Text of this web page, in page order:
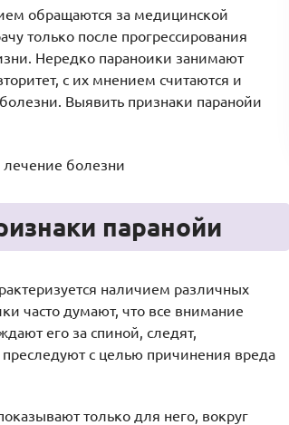
обращаются за медицинской
только после прогрессирования
Нередко параноики занимают
с их мнением считаются и
Выявить признаки паранойи
паранойи
наличием различных
часто думают, что все внимание
его за спиной, следят,
с целью причинения вреда
только для него, вокруг